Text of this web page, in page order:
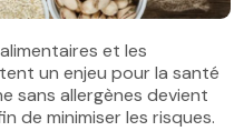
et les
un enjeu pour la santé
sans allergènes devient
de minimiser les risques.